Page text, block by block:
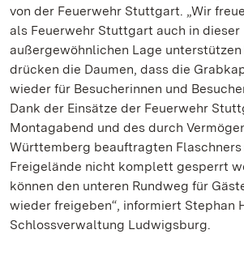
von der Feuerwehr Stuttgart. „Wir
als Feuerwehr Stuttgart auch in dieser
außergewöhnlichen Lage
drücken die Daumen, dass die
wieder für Besucherinnen und
Dank der Einsätze der Feuerwehr
Montagabend und des durch
Württemberg beauftragten Flaschners
Freigelände nicht komplett gesperrt
können den unteren Rundweg für
wieder freigeben“, informiert Stephan
Schlossverwaltung Ludwigsburg.